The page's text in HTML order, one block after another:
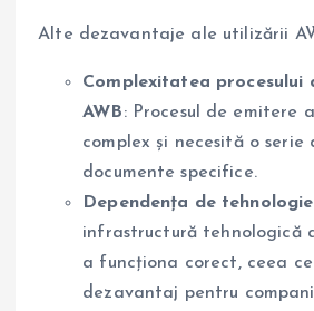
Alte dezavantaje ale utilizării
Complexitatea procesului
AWB: Procesul de emitere
complex și necesită o
documente specifice.
Dependența de tehnologie
infrastructură tehnologică
a funcționa corect, ceea
dezavantaj pentru